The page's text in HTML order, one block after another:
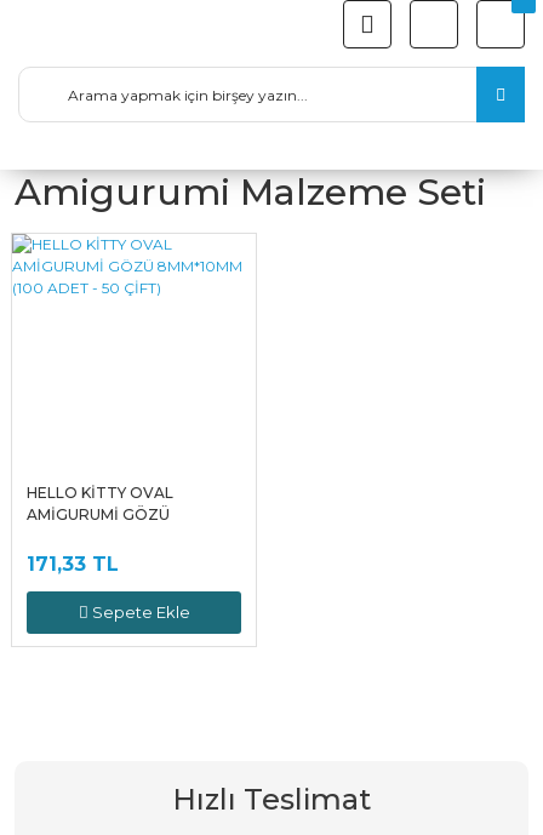
Amigurumi Malzeme Seti
HELLO KİTTY OVAL
AMİGURUMİ GÖZÜ
ÇİFT)
171,33 TL
Sepete Ekle
Hızlı Teslimat